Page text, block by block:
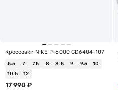
Кроссовки NIKE P-6000 CD6404-107
5.5 7 7.5 8 8.5 9 9.5
10
10.5
12
17 990 ₽